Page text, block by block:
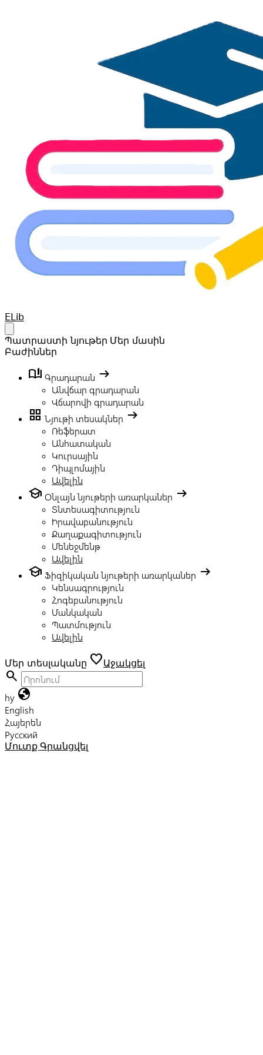
Your Company
ELib
Պատրաստի նյութեր Մեր մասին
Բաժիններ
book_ribbon Գրադարան arrow_right_alt
Անվճար գրադարան
Վճարովի գրադարան
grid_view Նյութի տեսակներ arrow_right_alt
Ռեֆերատ
Անհատական
Կուրսային
Դիպլոմային
Ավելին
school Օնլայն նյութերի առարկաներ arrow_right_alt
Տնտեսագիտություն
Իրավաբանություն
Քաղաքագիտություն
Մենեջմենթ
Ավելին
school Ֆիզիկական նյութերի առարկաներ arrow_right_alt
Կենսագրություն
Հոգեբանություն
Մանկական
Պատմություն
Ավելին
Մեր տեսլականը favoriteԱջակցել
search
hy globe
English
Հայերեն
Русский
Մուտք Գրանցվել